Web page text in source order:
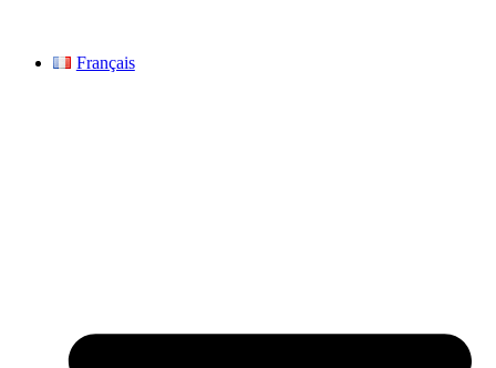
Français